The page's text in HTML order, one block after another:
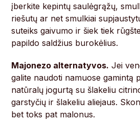
įberkite kepintų saulėgrąžų,
riešutų ar net smulkiai
suteiks gaivumo ir šiek tiek
papildo saldžius burokėlius.
Majonezo alternatyvos. Jei
galite naudoti namuose gamintą
natūralų jogurtą su šlakeliu
garstyčių ir šlakeliu aliejaus.
bet toks pat malonus.